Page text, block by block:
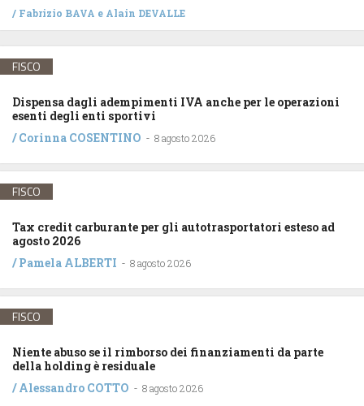
/ Fabrizio BAVA e Alain DEVALLE
FISCO
Dispensa dagli adempimenti IVA anche per le operazioni
esenti degli enti sportivi
/Corinna COSENTINO - 8 agosto 2026
FISCO
Tax credit carburante per gli autotrasportatori esteso ad
agosto 2026
/Pamela ALBERTI - 8 agosto 2026
FISCO
Niente abuso se il rimborso dei finanziamenti da parte
della holding è residuale
/Alessandro COTTO - 8 agosto 2026